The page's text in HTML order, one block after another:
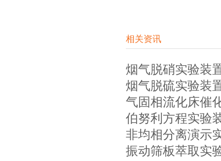
相关资讯
烟气脱硝实验装
烟气脱硫实验装
气固相流化床催
伯努利方程实验
非均相分离演示
振动筛板萃取实